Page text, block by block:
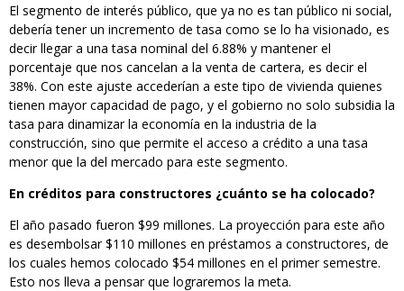
El segmento de interés público, que ya no es tan público ni social,
debería tener un incremento de tasa como se lo ha visionado, es
decir llegar a una tasa nominal del 6.88% y mantener el
porcentaje que nos cancelan a la venta de cartera, es decir el
38%. Con este ajuste accederían a este tipo de vivienda quienes
tienen mayor capacidad de pago, y el gobierno no solo subsidia la
tasa para dinamizar la economía en la industria de la
construcción, sino que permite el acceso a crédito a una tasa
menor que la del mercado para este segmento.
En créditos para constructores ¿cuánto se ha colocado?
El año pasado fueron $99 millones. La proyección para este año
es desembolsar $110 millones en préstamos a constructores, de
los cuales hemos colocado $54 millones en el primer semestre.
Esto nos lleva a pensar que lograremos la meta.